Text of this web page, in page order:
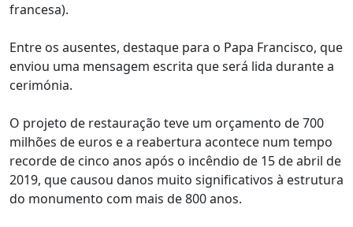
francesa).
Entre os ausentes, destaque para o Papa Francisco, que
enviou uma mensagem escrita que será lida durante a
cerimónia.
O projeto de restauração teve um orçamento de 700
milhões de euros e a reabertura acontece num tempo
recorde de cinco anos após o incêndio de 15 de abril de
2019, que causou danos muito significativos à estrutura
do monumento com mais de 800 anos.